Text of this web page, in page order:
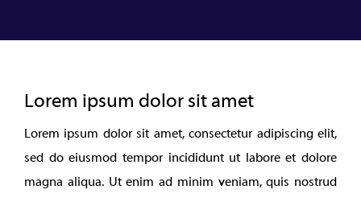
Lorem ipsum dolor sit amet
Lorem ipsum dolor sit amet, consectetur adipiscing elit,
sed do eiusmod tempor incididunt ut labore et dolore
magna aliqua. Ut enim ad minim veniam, quis nostrud